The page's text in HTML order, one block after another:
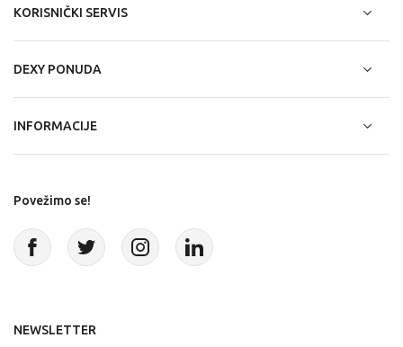
KORISNIČKI SERVIS
DEXY PONUDA
INFORMACIJE
Povežimo se!
NEWSLETTER